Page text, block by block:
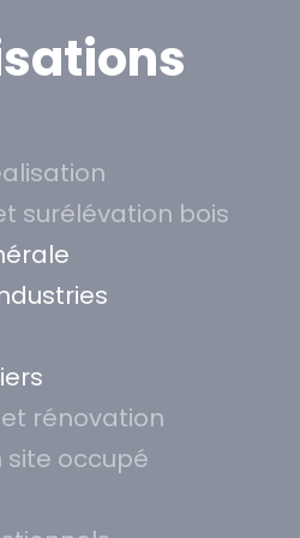
surélévation bois
rénovation
site occupé